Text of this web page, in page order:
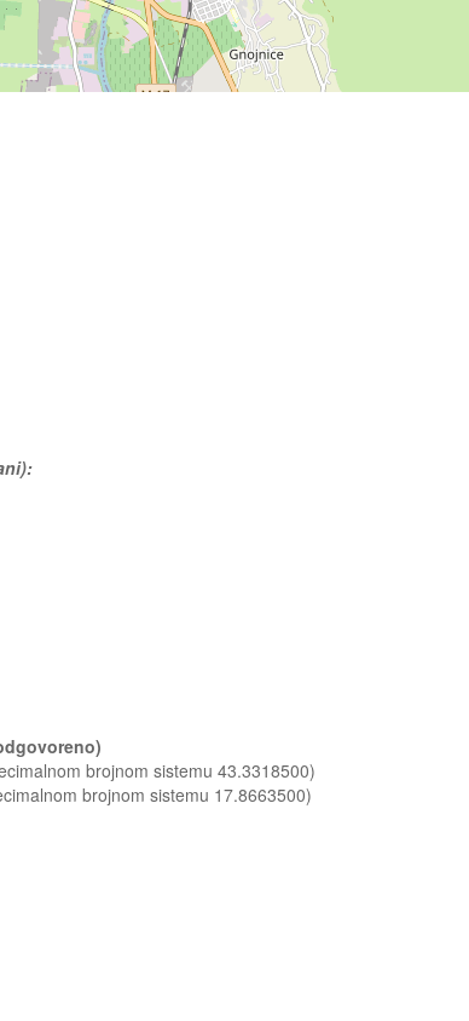
brojnom sistemu 43.3318500)
brojnom sistemu 17.8663500)